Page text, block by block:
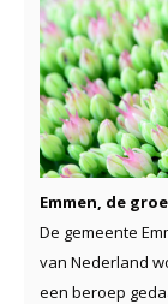
Emmen, de
De gemeente
van Nederland
een beroep